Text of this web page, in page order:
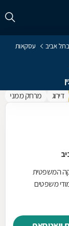
בתל אביב
עסקאות
דירוג מרחק ממני
המשפטית
משפטים